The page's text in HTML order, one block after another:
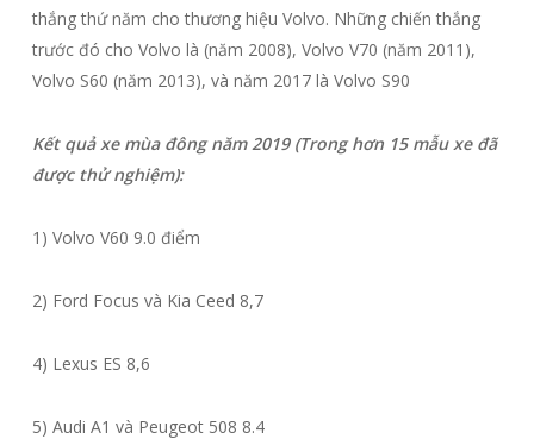
thắng thứ năm cho thương hiệu Volvo. Những chiến thắng
trước đó cho Volvo là (năm 2008), Volvo V70 (năm 2011),
Volvo S60 (năm 2013), và năm 2017 là Volvo S90
Kết quả xe mùa đông năm 2019 (Trong hơn 15 mẫu xe đã
được thử nghiệm):
1) Volvo V60 9.0 điểm
2) Ford Focus và Kia Ceed 8,7
4) Lexus ES 8,6
5) Audi A1 và Peugeot 508 8.4